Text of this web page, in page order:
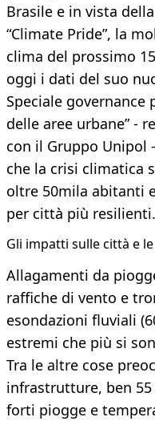
Brasile e in vista
“Climate Pride”, la
clima del prossimo
oggi i dati del suo
Speciale governance
delle aree urbane” -
con il Gruppo Unipol
che la crisi climatica
oltre 50mila abitanti
per città più resilienti.
Gli impatti sulle città e
Allagamenti da
raffiche di vento e
esondazioni fluviali
estremi che più si
Tra le altre cose
infrastrutture, ben
forti piogge e